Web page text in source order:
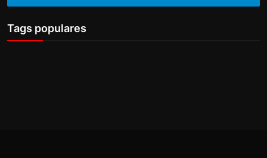
Tags populares